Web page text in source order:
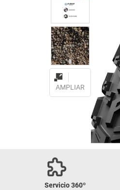
AMPLIAR
Servicio 360º